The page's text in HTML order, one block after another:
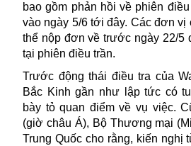
bao gồm phản hồi về phiên
vào ngày 5/6 tới đây. Các đơn vị
thể nộp đơn về trước ngày 22/5
tại phiên điều trần.
Trước động thái điều tra của
Bắc Kinh gần như lập tức có
bày tỏ quan điểm về vụ việc.
(giờ châu Á), Bộ Thương mại
Trung Quốc cho rằng, kiến nghị